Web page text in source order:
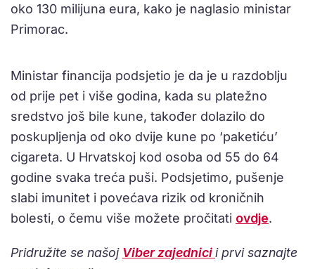
oko 130 milijuna eura, kako je naglasio ministar
Primorac.
Ministar financija podsjetio je da je u razdoblju
od prije pet i više godina, kada su platežno
sredstvo još bile kune, također dolazilo do
poskupljenja od oko dvije kune po ‘paketiću’
cigareta. U Hrvatskoj kod osoba od 55 do 64
godine svaka treća puši. Podsjetimo, pušenje
slabi imunitet i povećava rizik od kroničnih
bolesti, o čemu više možete pročitati ovdje.
Pridružite se našoj Viber zajednicii prvi saznajte